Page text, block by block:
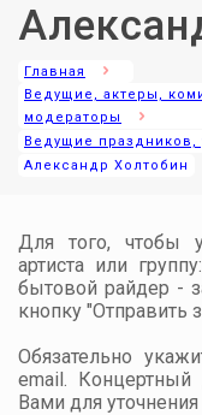
Главная
Ведущие, актеры,
модераторы
Ведущие праздников,
Александр Холтобин
Для того, чтобы
артиста или
бытовой райдер -
кнопку "Отправить
Обязательно
email. Концертный
Вами для